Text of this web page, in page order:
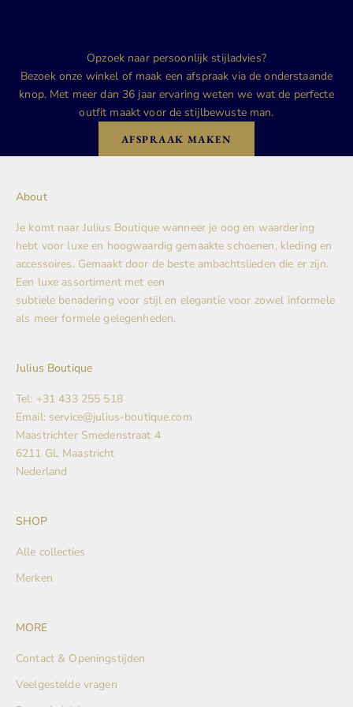
Opzoek naar persoonlijk stijladvies?
Bezoek onze winkel of maak een afspraak via de onderstaande
knop. Met meer dan 36 jaar ervaring weten we wat de perfecte
outfit maakt voor de stijlbewuste man.
AFSPRAAK MAKEN
About
Je komt naar Julius Boutique wanneer je oog en waardering
hebt voor luxe en hoogwaardig gemaakte schoenen, kleding en
accessoires. Gemaakt door de beste ambachtslieden die er zijn.
Een luxe assortiment met een
subtiele benadering voor stijl en elegantie voor zowel informele
als meer formele gelegenheden.
Julius Boutique
Tel: +31 433 255 518
Email: service@julius-boutique.com
Maastrichter Smedenstraat 4
6211 GL Maastricht
Nederland
SHOP
Alle collecties
Merken
MORE
Contact & Openingstijden
Veelgestelde vragen